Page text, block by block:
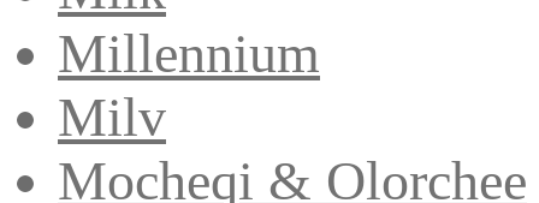
Millennium
Milv
Mocheqi & Olorchee